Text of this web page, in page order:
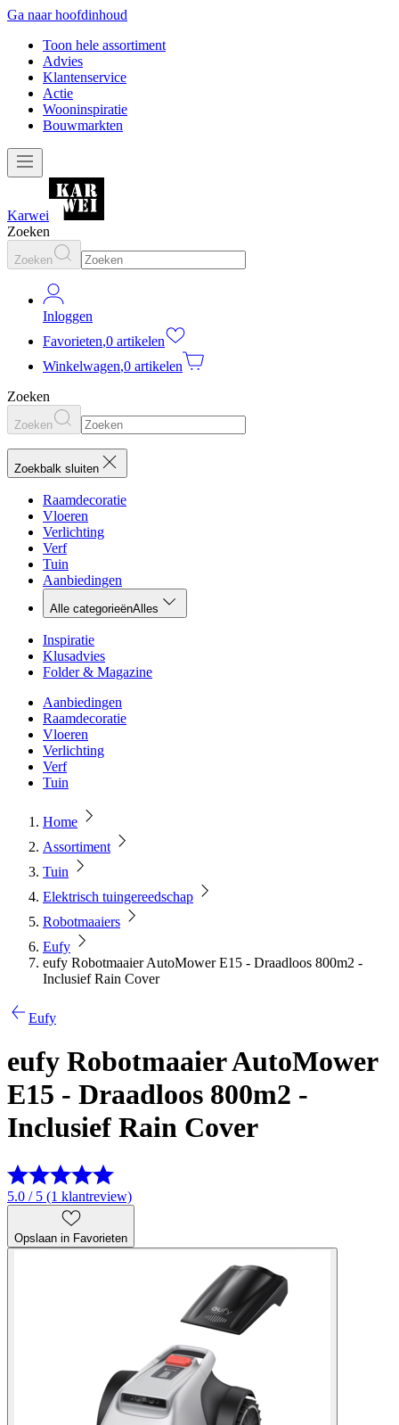
Ga naar hoofdinhoud
Toon hele assortiment
Advies
Klantenservice
Actie
Wooninspiratie
Bouwmarkten
Karwei
Zoeken
Zoeken
Inloggen
Favorieten,0 artikelen
Winkelwagen,0 artikelen
Zoeken
Zoeken
Zoekbalk sluiten
Raamdecoratie
Vloeren
Verlichting
Verf
Tuin
Aanbiedingen
Alle categorieënAlles
Inspiratie
Klusadvies
Folder & Magazine
Aanbiedingen
Raamdecoratie
Vloeren
Verlichting
Verf
Tuin
Home
Assortiment
Tuin
Elektrisch tuingereedschap
Robotmaaiers
Eufy
eufy Robotmaaier AutoMower E15 - Draadloos 800m2 -
Inclusief Rain Cover
Eufy
eufy Robotmaaier AutoMower
E15 - Draadloos 800m2 -
Inclusief Rain Cover
5.0 / 5 (1 klantreview)
Opslaan in Favorieten